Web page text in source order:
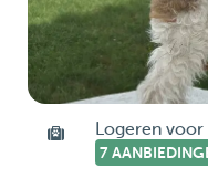
Logeren voor
7